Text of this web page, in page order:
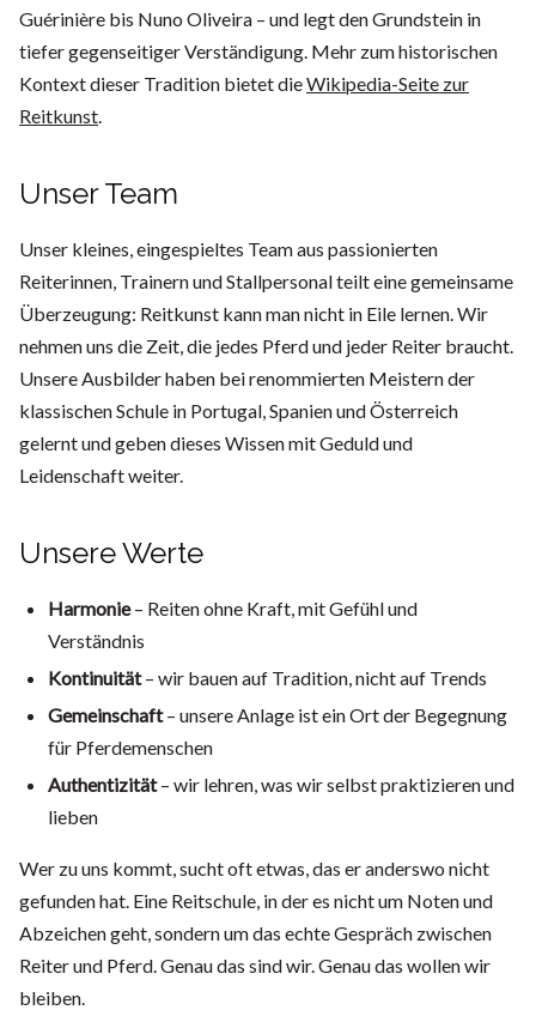
Guérinière bis Nuno Oliveira – und legt den Grundstein in
tiefer gegenseitiger Verständigung. Mehr zum historischen
Kontext dieser Tradition bietet dieWikipedia-Seite zur
Reitkunst.
Unser Team
Unser kleines, eingespieltes Team aus passionierten
Reiterinnen, Trainern und Stallpersonal teilt eine gemeinsame
Überzeugung: Reitkunst kann man nicht in Eile lernen. Wir
nehmen uns die Zeit, die jedes Pferd und jeder Reiter braucht.
Unsere Ausbilder haben bei renommierten Meistern der
klassischen Schule in Portugal, Spanien und Österreich
gelernt und geben dieses Wissen mit Geduld und
Leidenschaft weiter.
Unsere Werte
Harmonie– Reiten ohne Kraft, mit Gefühl und
Verständnis
Kontinuität– wir bauen auf Tradition, nicht auf Trends
Gemeinschaft– unsere Anlage ist ein Ort der Begegnung
für Pferdemenschen
Authentizität– wir lehren, was wir selbst praktizieren und
lieben
Wer zu uns kommt, sucht oft etwas, das er anderswo nicht
gefunden hat. Eine Reitschule, in der es nicht um Noten und
Abzeichen geht, sondern um das echte Gespräch zwischen
Reiter und Pferd. Genau das sind wir. Genau das wollen wir
bleiben.